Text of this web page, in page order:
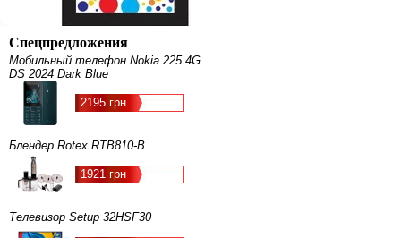
Спецпредложения
Мобильный телефон Nokia 225 4G
DS 2024 Dark Blue
2195 грн
Блендер Rotex RTB810-B
1921 грн
Телевизор Setup 32HSF30